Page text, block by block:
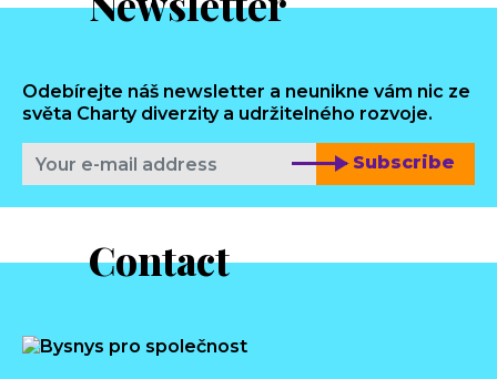
Odebírejte náš newsletter a neunikne vám nic ze
světa Charty diverzity a udržitelného rozvoje.
Subscribe
Contact